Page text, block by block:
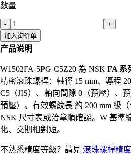
数量
-
+
加入询价单
产品说明
W1502FA-5PG-C5Z20 為 NSK FA 系
精密滾珠螺桿：軸徑 15 mm、導程
C5（JIS）、軸向間隙 0（預壓）、
預壓）。有效螺紋長 約 200 mm 級
NSK 尺寸表或洽拿順確認。W 基準
化、交期相對短。
不熟悉精度等級？請見 滾珠螺桿精